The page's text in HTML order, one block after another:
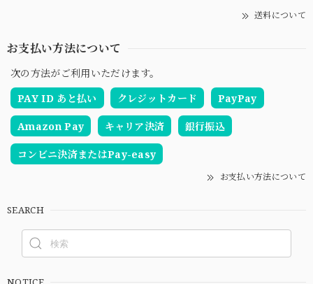
送料について
お支払い方法について
次の方法がご利用いただけます。
PAY ID あと払い
クレジットカード PayPay
Amazon Pay キャリア決済 銀行振込
コンビニ決済またはPay-easy
お支払い方法について
SEARCH